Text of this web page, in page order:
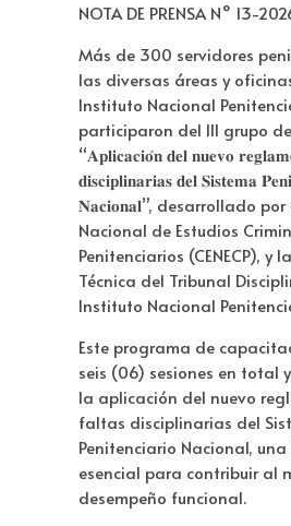
NOTA DE PRENSA N° 13-
Más de 300 servidores
las diversas áreas y
Instituto Nacional
participaron del III grupo
“𝐀𝐩𝐥𝐢𝐜𝐚𝐜𝐢𝐨́𝐧 𝐝𝐞𝐥 𝐧𝐮𝐞𝐯𝐨
𝐝𝐢𝐬𝐜𝐢𝐩𝐥𝐢𝐧𝐚𝐫𝐢𝐚𝐬 𝐝𝐞𝐥 𝐒𝐢𝐬𝐭𝐞𝐦𝐚
𝐍𝐚𝐜𝐢𝐨𝐧𝐚𝐥”, desarrollado
Nacional de Estudios
Penitenciarios (CENECP), y
Técnica del Tribunal
Instituto Nacional
Este programa de
seis (06) sesiones en total
la aplicación del nuevo
faltas disciplinarias del
Penitenciario Nacional,
esencial para contribuir al
desempeño funcional.